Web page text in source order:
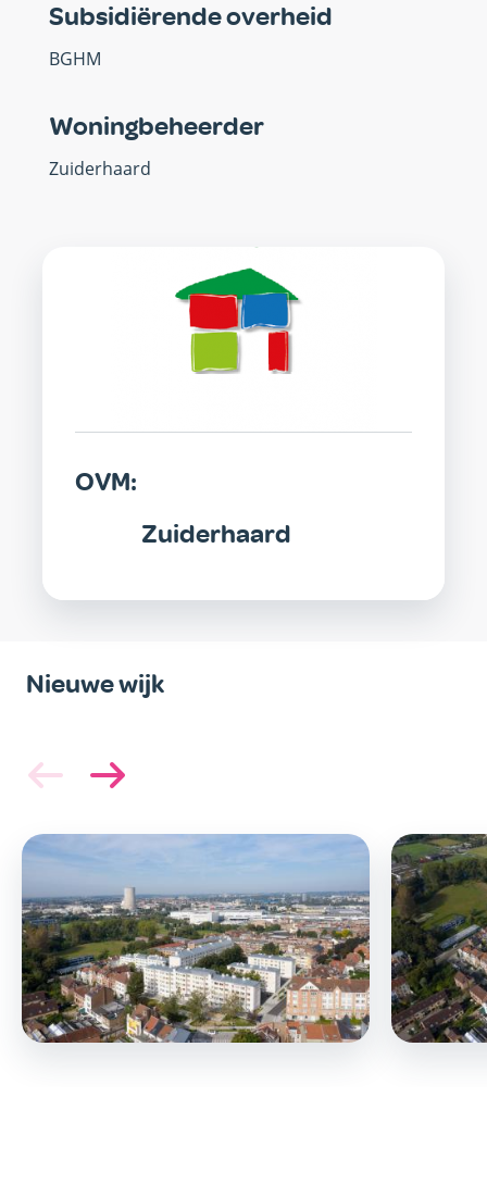
Subsidiërende overheid
BGHM
Woningbeheerder
Zuiderhaard
OVM:
Zuiderhaard
Nieuwe wijk
Afbeelding Afbeelding